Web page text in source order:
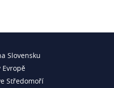
Slovensku
Evropě
Středomoří